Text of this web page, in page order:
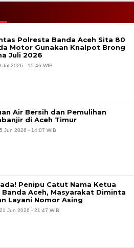
Polresta Banda Aceh Sita 80
Motor Gunakan Knalpot Brong
Juli 2026
Jul 2026 - 15:46 WIB
Air Bersih dan Pemulihan
di Aceh Timur
Jun 2026 - 14:07 WIB
Penipu Catut Nama Ketua
Banda Aceh, Masyarakat Diminta
Layani Nomor Asing
Jun 2026 - 21:47 WIB